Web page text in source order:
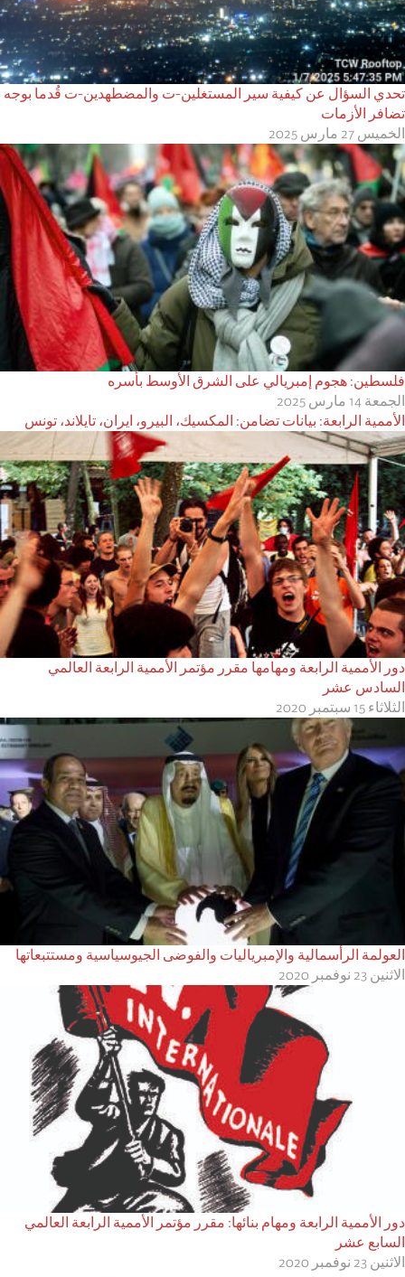
تحدي السؤال عن كيفية سير المستغلين-ت والمضطهدين-ت قُدما بوجه
تضافر الأزمات
الخميس 27 مارس 2025
فلسطين: هجوم إمبريالي على الشرق الأوسط بأسره
الجمعة 14 مارس 2025
الأممية الرابعة: بيانات تضامن: المكسيك، البيرو، ايران، تايلاند، تونس
دور الأممية الرابعة ومهامها مقرر مؤتمر الأممية الرابعة العالمي
السادس عشر
الثلاثاء 15 سبتمبر 2020
العولمة الرأسمالية والإمبرياليات والفوضى الجيوسياسية ومستتبعاتها
الاثنين 23 نوفمبر 2020
دور الأممية الرابعة ومهام بنائها: مقرر مؤتمر الأممية الرابعة العالمي
السابع عشر
الاثنين 23 نوفمبر 2020